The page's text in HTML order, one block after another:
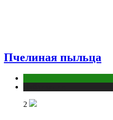
Пчелиная пыльца
2